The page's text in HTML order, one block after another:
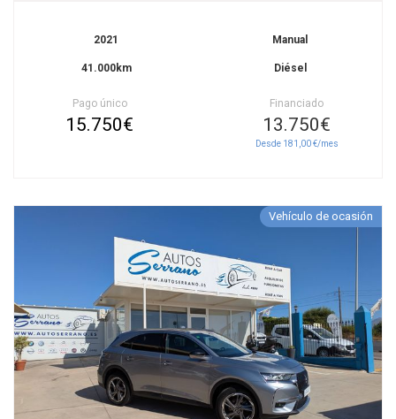
2021
41.000km
Manual
Diésel
Pago único
15.750€
Financiado
13.750€
Desde 181,00 €/mes
Vehículo de ocasión